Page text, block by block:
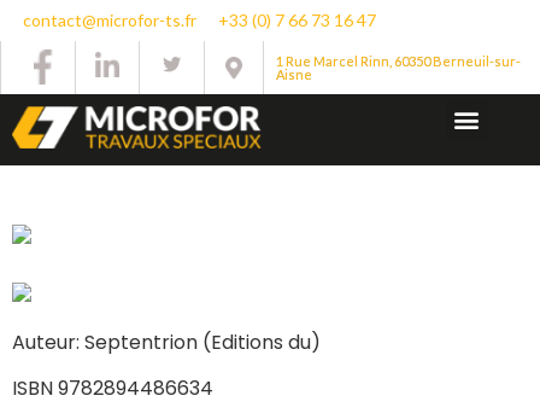
contact@microfor-ts.fr +33 (0) 7 66 73 16 47
1 Rue Marcel Rinn, 60350 Berneuil-sur-
Aisne
Auteur: Septentrion (Editions du)
ISBN 9782894486634